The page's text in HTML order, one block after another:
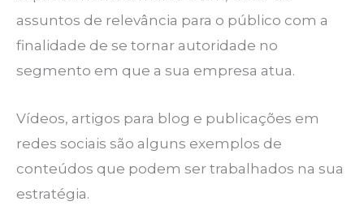
assuntos de relevância para o público com a
finalidade de se tornar autoridade no
segmento em que a sua empresa atua.
Vídeos, artigos para blog e publicações em
redes sociais são alguns exemplos de
conteúdos que podem ser trabalhados na sua
estratégia.